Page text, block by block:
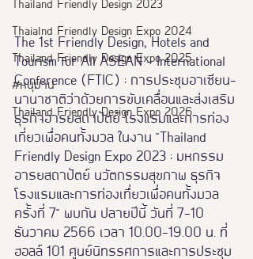
Thailand Friendly Design 2023
Thaialnd Friendly Design Expo 2024
Thailand Friendly Design Expo 2025
#หนุมาน
Thailand Friendly Design Expo 2026
The 1st Friendly Design, Hotels and
Tourism for All ASEAN - International
Conference (FTIC) : การประชุมอาเซียน-
นานาชาติว่าด้วยการขับเคลื่อนและส่งเสริม
ธุรกิจอารยสถาปัตย์ โรงแรมและการท่อง
เที่ยวเพื่อคนทั้งมวล ในงาน "Thailand
Friendly Design Expo 2023 : มหกรรม
อารยสถาปัตย์ นวัตกรรมสุขภาพ ธุรกิจ
โรงแรมและการท่องเทึ่ยวเพื่อคนทั้งมวล
ครั้งที่ 7" พบกัน ปลายปีนี้ วันที่ 7-10
ธันวาคม 2566 เวลา 10.00-19.00 น. ที่
ฮอลล์ 101 ศูนย์นิทรรศการและการประชุม